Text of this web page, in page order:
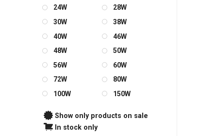
VL32-210-VMA
575.000
THÊM VÀO GIỎ
24W
28W
30W
38W
40W
46W
48W
50W
56W
60W
72W
80W
100W
150W
Show only products on sale
In stock only